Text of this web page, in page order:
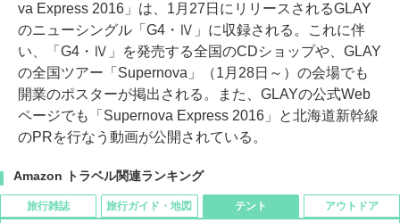
va Express 2016」は、1月27日にリリースされるGLAY
のニューシングル「G4・Ⅳ」に収録される。これに伴
い、「G4・Ⅳ」を発売する全国のCDショップや、GLAY
の全国ツアー「Supernova」（1月28日～）の会場でも
開業のポスターが掲出される。また、GLAYの公式Web
ページでも「Supernova Express 2016」と北海道新幹線
のPRを行なう動画が公開されている。
Amazon トラベル関連ランキング
旅行雑誌 旅行ガイド・地図 テント アウトドア